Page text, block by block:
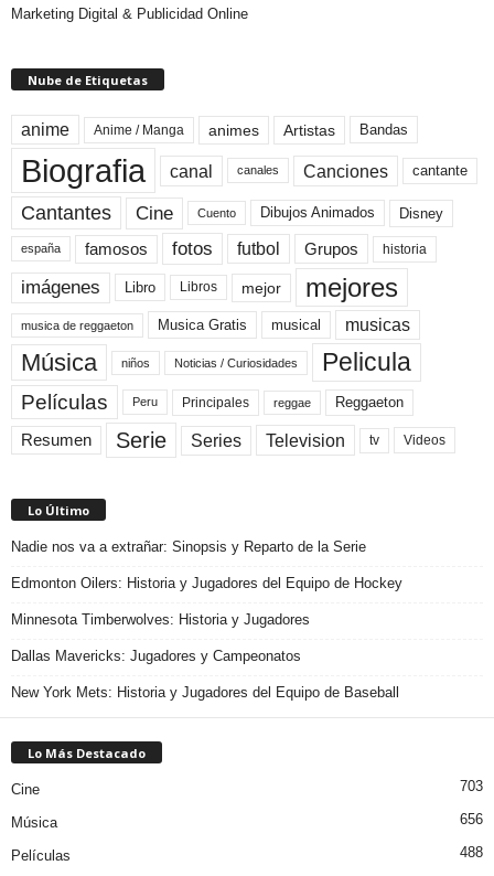
Marketing Digital & Publicidad Online
Nube de Etiquetas
anime Anime / Manga animes Artistas Bandas
Biografia canal canales Canciones cantante
Cantantes Cine Cuento Dibujos Animados Disney
españa famosos fotos futbol Grupos historia
imágenes Libro Libros mejor mejores
musica de reggaeton Musica Gratis musical musicas
Música niños Noticias / Curiosidades Pelicula
Películas Peru Principales reggae Reggaeton
Resumen Serie Series Television tv Videos
Lo Último
Nadie nos va a extrañar: Sinopsis y Reparto de la Serie
Edmonton Oilers: Historia y Jugadores del Equipo de Hockey
Minnesota Timberwolves: Historia y Jugadores
Dallas Mavericks: Jugadores y Campeonatos
New York Mets: Historia y Jugadores del Equipo de Baseball
Lo Más Destacado
Cine 703
Música 656
Películas 488